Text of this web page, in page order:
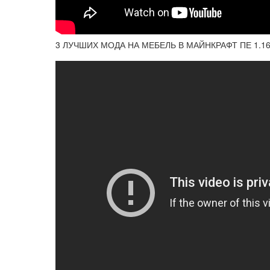
3 ЛУЧШИХ МОДА НА МЕБЕЛЬ В МАЙНКРАФТ ПЕ 1.16